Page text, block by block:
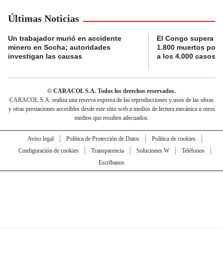
Últimas Noticias
Un trabajador murió en accidente
minero en Socha; autoridades
investigan las causas
El Congo supera
1.800 muertos por
a los 4.000 casos
© CARACOL S.A. Todos los derechos reservados.
CARACOL S.A. realiza una reserva expresa de las reproducciones y usos de las obras
y otras prestaciones accesibles desde este sitio web a medios de lectura mecánica u otros
medios que resulten adecuados.
Aviso legal Política de Protección de Datos
Política de cookies
Configuración de cookies
Transparencia Soluciones W
Teléfonos
Escríbanos